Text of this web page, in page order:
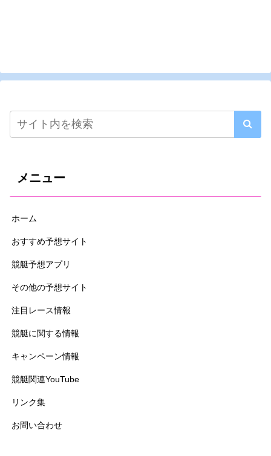
メニュー
ホーム
おすすめ予想サイト
競艇予想アプリ
その他の予想サイト
注目レース情報
競艇に関する情報
キャンペーン情報
競艇関連YouTube
リンク集
お問い合わせ